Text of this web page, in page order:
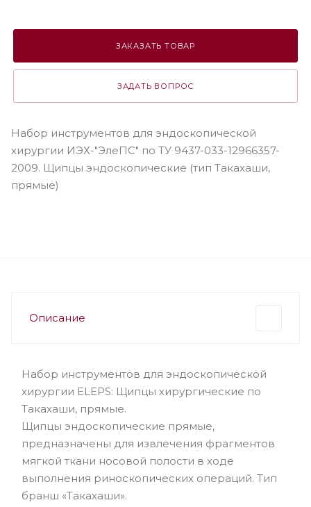
ЗАКАЗАТЬ ТОВАР
ЗАДАТЬ ВОПРОС
Набор инструментов для эндоскопической
хирургии ИЭХ-"ЭлеПС" по ТУ 9437-033-12966357-
2009. Щипцы эндоскопические (тип Tакахаши,
прямые)
Описание
Набор инструментов для эндоскопической
хирургии ELEPS: Щипцы хирургические по
Tакахаши, прямые.
Щипцы эндоскопические прямые,
предназначены для извлечения фрагментов
мягкой ткани носовой полости в ходе
выполнения риноскопических операций. Тип
бранш «Такахаши».